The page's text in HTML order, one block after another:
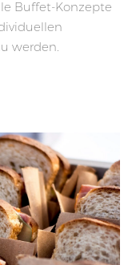
Buffet-Konzepte
werden.